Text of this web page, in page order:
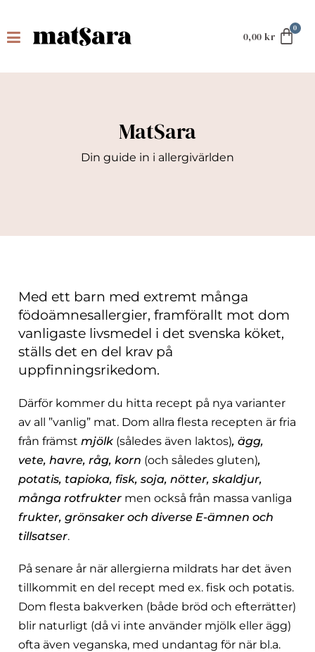
0,00 kr
MatSara
Din guide in i allergivärlden
Med ett barn med extremt många
födoämnesallergier, framförallt mot dom
vanligaste livsmedel i det svenska köket,
ställs det en del krav på
uppfinningsrikedom.
Därför kommer du hitta recept på nya varianter
av all ”vanlig” mat. Dom allra flesta recepten är fria
från främst mjölk (således även laktos), ägg,
vete, havre, råg, korn (och således gluten),
potatis, tapioka, fisk, soja, nötter, skaldjur,
många rotfrukter men också från massa vanliga
frukter, grönsaker och diverse E-ämnen och
tillsatser.
På senare år när allergierna mildrats har det även
tillkommit en del recept med ex. fisk och potatis.
Dom flesta bakverken (både bröd och efterrätter)
blir naturligt (då vi inte använder mjölk eller ägg)
ofta även veganska, med undantag för när bl.a.